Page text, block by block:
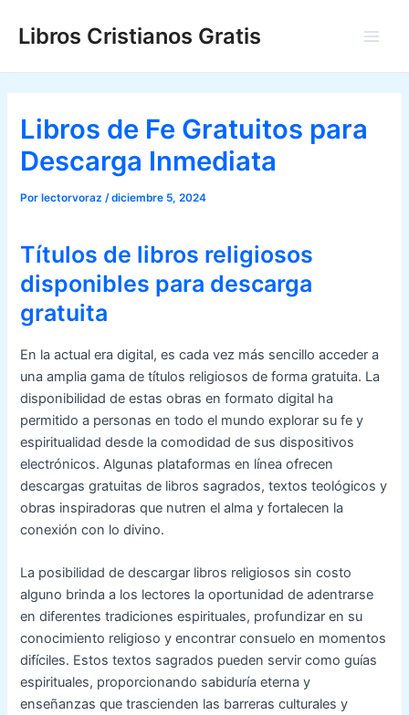
Libros Cristianos Gratis
Libros de Fe Gratuitos para
Descarga Inmediata
Porlectorvoraz /diciembre 5, 2024
Títulos de libros religiosos
disponibles para descarga
gratuita
En la actual era digital, es cada vez más sencillo acceder a
una amplia gama de títulos religiosos de forma gratuita. La
disponibilidad de estas obras en formato digital ha
permitido a personas en todo el mundo explorar su fe y
espiritualidad desde la comodidad de sus dispositivos
electrónicos. Algunas plataformas en línea ofrecen
descargas gratuitas de libros sagrados, textos teológicos y
obras inspiradoras que nutren el alma y fortalecen la
conexión con lo divino.
La posibilidad de descargar libros religiosos sin costo
alguno brinda a los lectores la oportunidad de adentrarse
en diferentes tradiciones espirituales, profundizar en su
conocimiento religioso y encontrar consuelo en momentos
difíciles. Estos textos sagrados pueden servir como guías
espirituales, proporcionando sabiduría eterna y
enseñanzas que trascienden las barreras culturales y